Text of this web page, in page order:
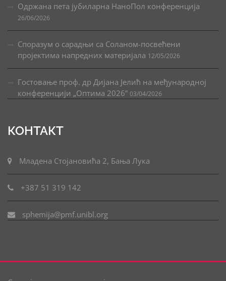
Одржана пета јубиларна НаноПол конференција
26/06/2026
Споразум о сарадњи са Соланом-посвећени
пројектима напредних материјала 12/05/2026
Гостовање проф. др Дијана Јелић на међународној
конференцији „Оптима 2026” 03/04/2026
КОНТАКТ
Младена Стојановића 2, Бања Лука
+387 51 319 142
sphemija@pmf.unibl.org